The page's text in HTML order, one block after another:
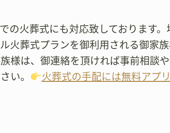
火葬式にも対応致しております。
火葬式プランを御利用される御家
様は、御連絡を頂ければ事前相談
い。
火葬式の手配には無料アプリ